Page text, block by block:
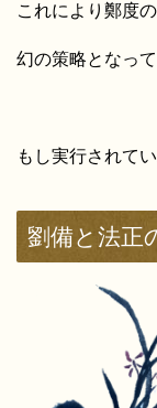
これにより鄭度
幻の策略となっ
もし実行されて
劉備と法正